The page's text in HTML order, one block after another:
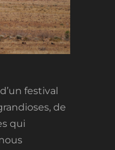
festival
de
qui